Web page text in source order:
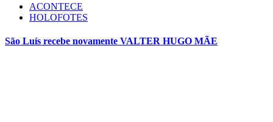
ACONTECE
HOLOFOTES
São Luís recebe novamente VALTER HUGO MÃE